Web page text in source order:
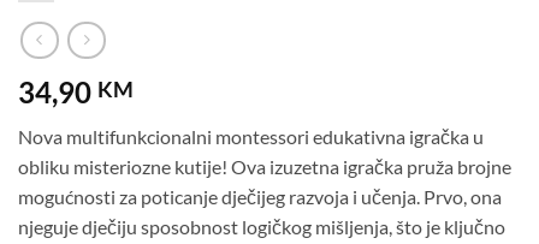
34,90 KM
Nova multifunkcionalni montessori edukativna igračka u
obliku misteriozne kutije! Ova izuzetna igračka pruža brojne
mogućnosti za poticanje dječijeg razvoja i učenja. Prvo, ona
njeguje dječiju sposobnost logičkog mišljenja, što je ključno